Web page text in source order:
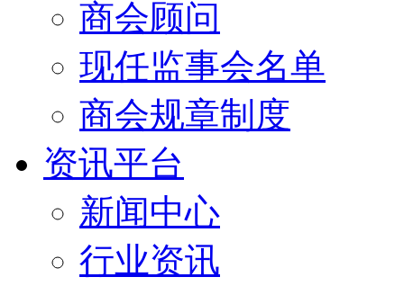
商会顾问
现任监事会名单
商会规章制度
资讯平台
新闻中心
行业资讯